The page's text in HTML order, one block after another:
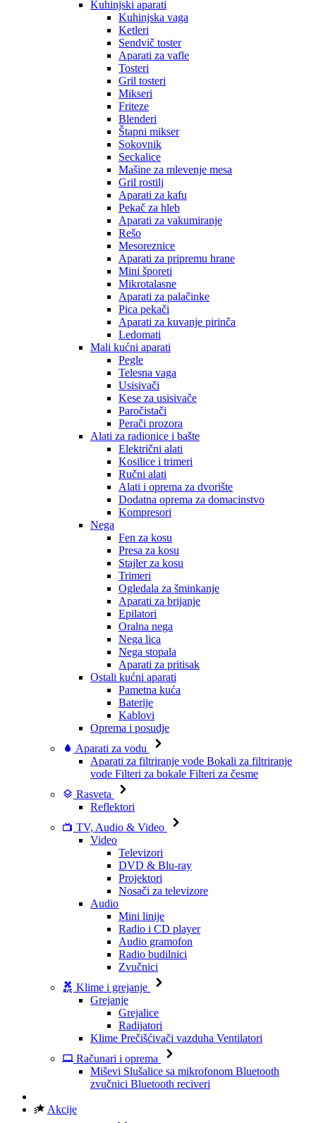
Kuhinjski aparati
Kuhinjska vaga
Ketleri
Sendvič toster
Aparati za vafle
Tosteri
Gril tosteri
Mikseri
Friteze
Blenderi
Štapni mikser
Sokovnik
Seckalice
Mašine za mlevenje mesa
Gril rostilj
Aparati za kafu
Pekač za hleb
Aparati za vakumiranje
Rešo
Mesoreznice
Aparati za pripremu hrane
Mini šporeti
Mikrotalasne
Aparati za palačinke
Pica pekači
Aparati za kuvanje pirinča
Ledomati
Mali kućni aparati
Pegle
Telesna vaga
Usisivači
Kese za usisivače
Paročistači
Perači prozora
Alati za radionice i bašte
Električni alati
Kosilice i trimeri
Ručni alati
Alati i oprema za dvorište
Dodatna oprema za domacinstvo
Kompresori
Nega
Fen za kosu
Presa za kosu
Stajler za kosu
Trimeri
Ogledala za šminkanje
Aparati za brijanje
Epilatori
Oralna nega
Nega lica
Nega stopala
Aparati za pritisak
Ostali kućni aparati
Pametna kuća
Baterije
Kablovi
Oprema i posudje
Aparati za vodu
Aparati za filtriranje vode Bokali za filtriranje
vode Filteri za bokale Filteri za česme
Rasveta
Reflektori
TV, Audio & Video
Video
Televizori
DVD & Blu-ray
Projektori
Nosači za televizore
Audio
Mini linije
Radio i CD player
Audio gramofon
Radio budilnici
Zvučnici
Klime i grejanje
Grejanje
Grejalice
Radijatori
Klime Prečišćivači vazduha Ventilatori
Računari i oprema
Miševi Slušalice sa mikrofonom Bluetooth
zvučnici Bluetooth reciveri
Akcije